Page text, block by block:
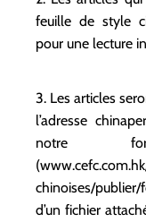
feuille de style
pour une lecture
3. Les articles
l’adresse
notre
(
chinoises/
d’un fichier